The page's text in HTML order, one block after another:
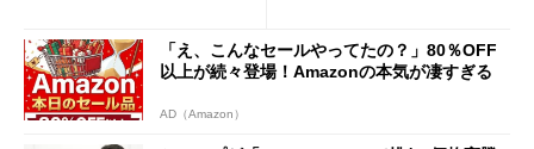
「え、こんなセールやってたの？」80％OFF
以上が続々登場！Amazonの本気が凄すぎる
AD（Amazon）